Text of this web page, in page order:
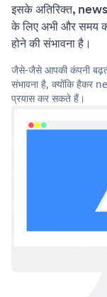
इसके अतिरिक्त,
के लिए अभी और समय
होने की संभावना है।
जैसे-जैसे आपकी कंपनी
संभावना है, क्योंकि हैकर
प्रयास कर सकते हैं।